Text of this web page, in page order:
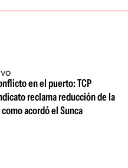
en el puerto: TCP
reclama reducción de la
acordó el Sunca